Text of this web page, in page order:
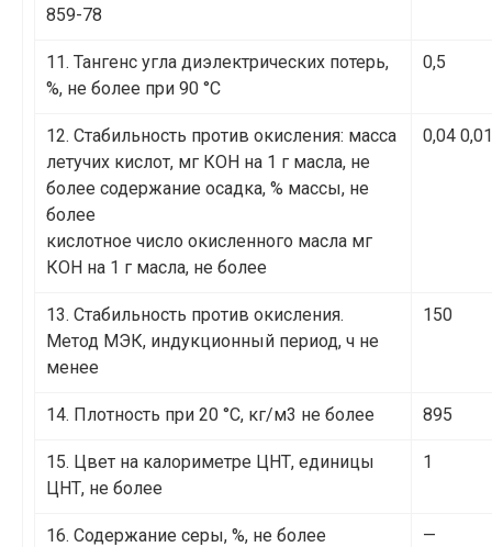
859-78
11. Тангенс угла диэлектрических потерь,
%, не более при 90 °С
0,5
12. Стабильность против окисления: масса
летучих кислот, мг КОН на 1 г масла, не
более содержание осадка, % массы, не
более
кислотное число окисленного масла мг
КОН на 1 г масла, не более
0,04
13. Стабильность против окисления.
Метод МЭК, индукционный период, ч не
менее
150
14. Плотность при 20 °С, кг/м3 не более 895
15. Цвет на калориметре ЦНТ, единицы
ЦНТ, не более
1
16. Содержание серы, %, не более —